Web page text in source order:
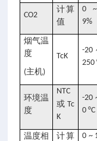
CO2
计算
值
0
9%
烟气温
度
(主机)
TcK
-20
250
环境温
度
NTC
或 Tc
K
-20
0 °C
温度相 计算 0 ~